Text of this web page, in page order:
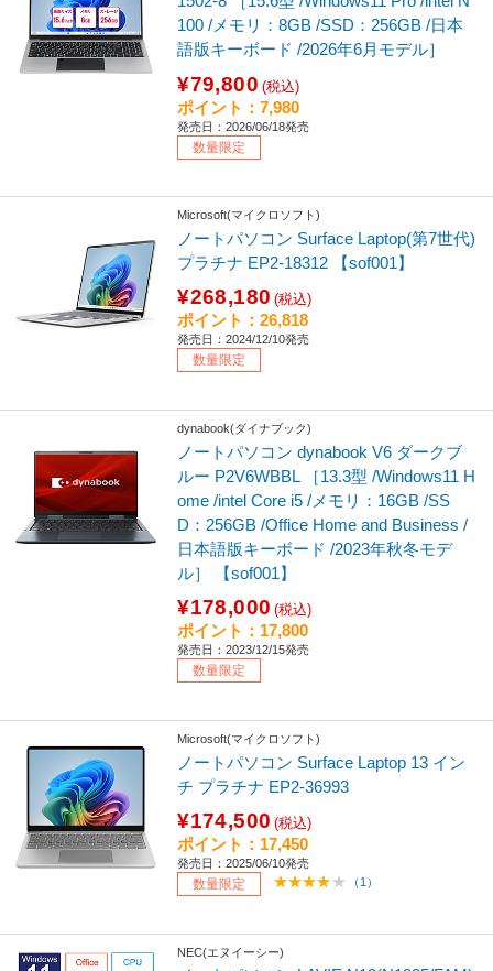
100 /メモリ：8GB /SSD：256GB /日本
語版キーボード /2026年6月モデル］
¥79,800 (税込)
ポイント：7,980
発売日：2026/06/18発売
数量限定
Microsoft(マイクロソフト)
ノートパソコン Surface Laptop(第7世代)
プラチナ EP2-18312 【sof001】
¥268,180 (税込)
ポイント：26,818
発売日：2024/12/10発売
数量限定
dynabook(ダイナブック)
ノートパソコン dynabook V6 ダークブ
ルー P2V6WBBL ［13.3型 /Windows11 H
ome /intel Core i5 /メモリ：16GB /SS
D：256GB /Office Home and Business /
日本語版キーボード /2023年秋冬モデ
ル］ 【sof001】
¥178,000 (税込)
ポイント：17,800
発売日：2023/12/15発売
数量限定
Microsoft(マイクロソフト)
ノートパソコン Surface Laptop 13 イン
チ プラチナ EP2-36993
¥174,500 (税込)
ポイント：17,450
発売日：2025/06/10発売
数量限定 （1）
NEC(エヌイーシー)